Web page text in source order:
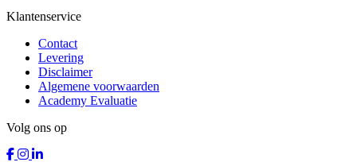
Klantenservice
Contact
Levering
Disclaimer
Algemene voorwaarden
Academy Evaluatie
Volg ons op